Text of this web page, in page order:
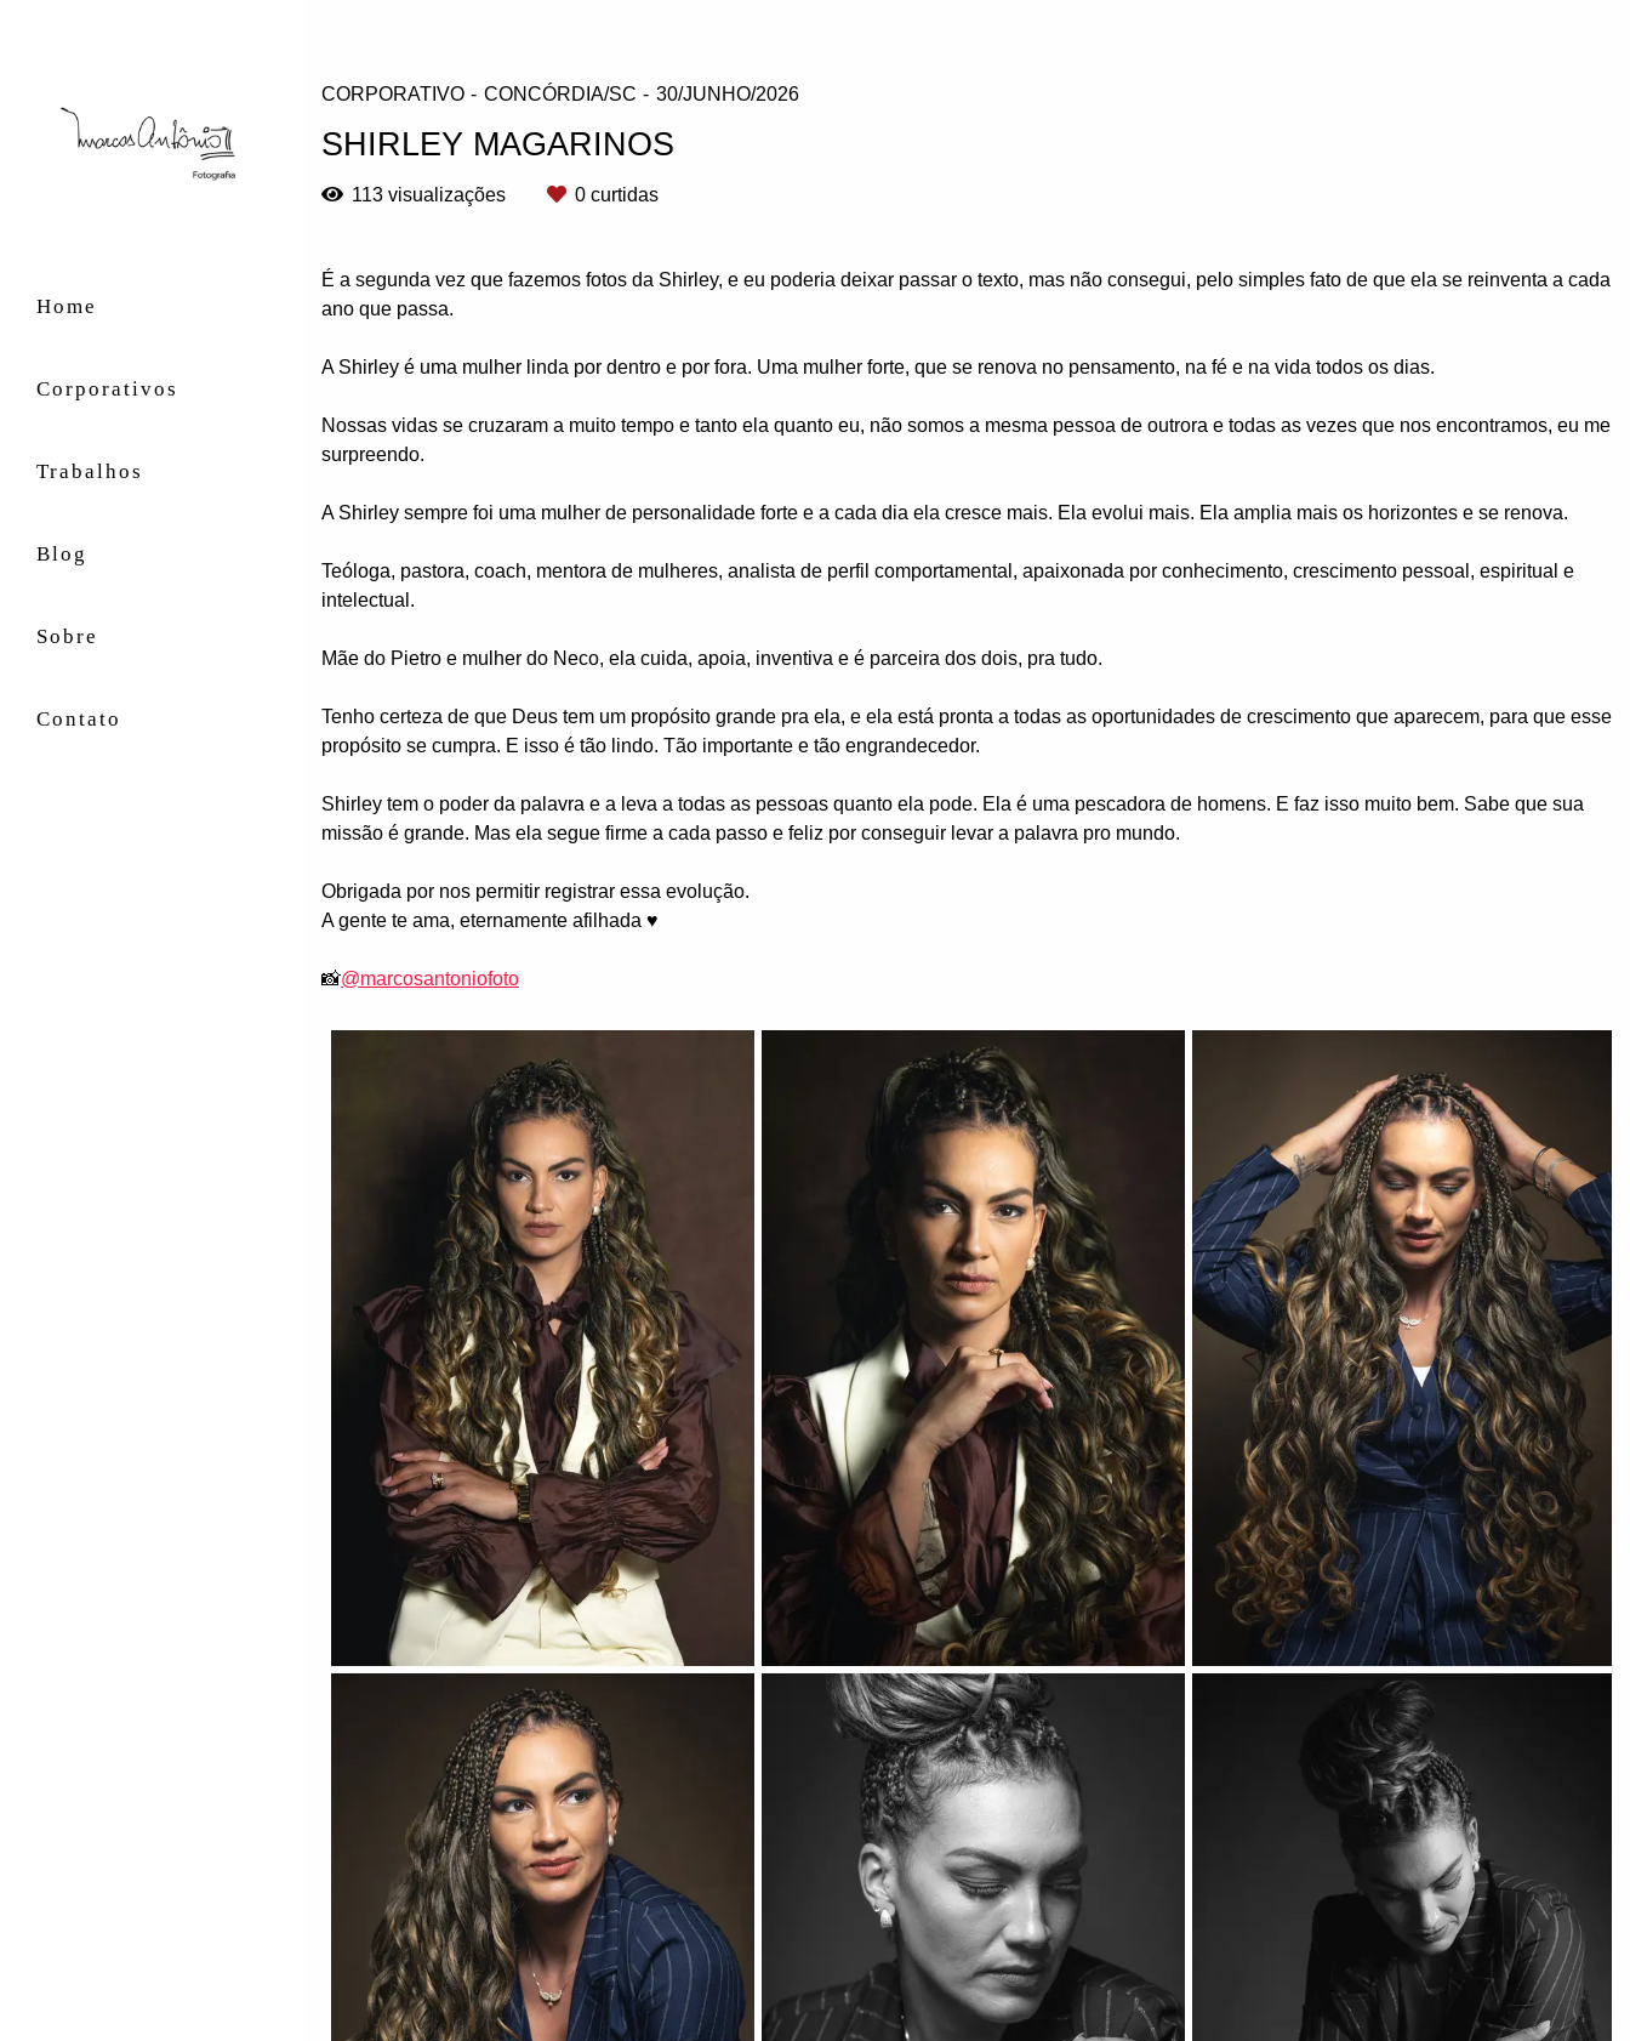
Home
Corporativos
Trabalhos
Blog
Sobre
Contato
CORPORATIVO CONCÓRDIA/SC 30/JUNHO/2026
SHIRLEY MAGARINOS
113 visualizações 0 curtidas
É a segunda vez que fazemos fotos da Shirley, e eu poderia deixar passar o texto, mas não consegui, pelo simples fato de que ela se reinventa a cada
ano que passa.
A Shirley é uma mulher linda por dentro e por fora. Uma mulher forte, que se renova no pensamento, na fé e na vida todos os dias.
Nossas vidas se cruzaram a muito tempo e tanto ela quanto eu, não somos a mesma pessoa de outrora e todas as vezes que nos encontramos, eu me
surpreendo.
A Shirley sempre foi uma mulher de personalidade forte e a cada dia ela cresce mais. Ela evolui mais. Ela amplia mais os horizontes e se renova.
Teóloga, pastora, coach, mentora de mulheres, analista de perfil comportamental, apaixonada por conhecimento, crescimento pessoal, espiritual e
intelectual.
Mãe do Pietro e mulher do Neco, ela cuida, apoia, inventiva e é parceira dos dois, pra tudo.
Tenho certeza de que Deus tem um propósito grande pra ela, e ela está pronta a todas as oportunidades de crescimento que aparecem, para que esse
propósito se cumpra. E isso é tão lindo. Tão importante e tão engrandecedor.
Shirley tem o poder da palavra e a leva a todas as pessoas quanto ela pode. Ela é uma pescadora de homens. E faz isso muito bem. Sabe que sua
missão é grande. Mas ela segue firme a cada passo e feliz por conseguir levar a palavra pro mundo.
Obrigada por nos permitir registrar essa evolução.
A gente te ama, eternamente afilhada ♥️
📸@marcosantoniofoto